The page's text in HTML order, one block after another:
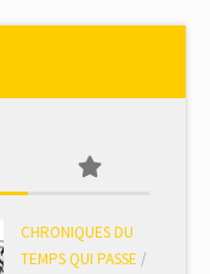
CHRONIQUES DU
TEMPS QUI PASSE /